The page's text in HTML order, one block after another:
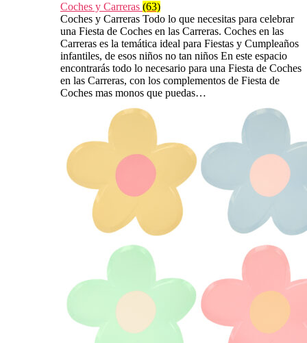
Coches y Carreras (63)
Coches y Carreras Todo lo que necesitas para celebrar
una Fiesta de Coches en las Carreras. Coches en las
Carreras es la temática ideal para Fiestas y Cumpleaños
infantiles, de esos niños no tan niños En este espacio
encontrarás todo lo necesario para una Fiesta de Coches
en las Carreras, con los complementos de Fiesta de
Coches mas monos que puedas…